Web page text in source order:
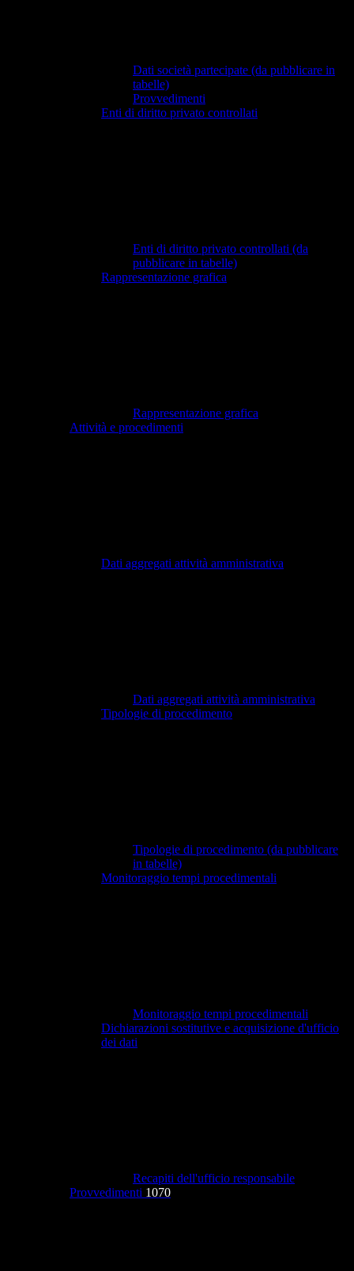
Dati società partecipate (da pubblicare in
tabelle)
Provvedimenti
Enti di diritto privato controllati
Enti di diritto privato controllati (da
pubblicare in tabelle)
Rappresentazione grafica
Rappresentazione grafica
Attività e procedimenti
Dati aggregati attività amministrativa
Dati aggregati attività amministrativa
Tipologie di procedimento
Tipologie di procedimento (da pubblicare
in tabelle)
Monitoraggio tempi procedimentali
Monitoraggio tempi procedimentali
Dichiarazioni sostitutive e acquisizione d'ufficio
dei dati
Recapiti dell'ufficio responsabile
Provvedimenti 1070